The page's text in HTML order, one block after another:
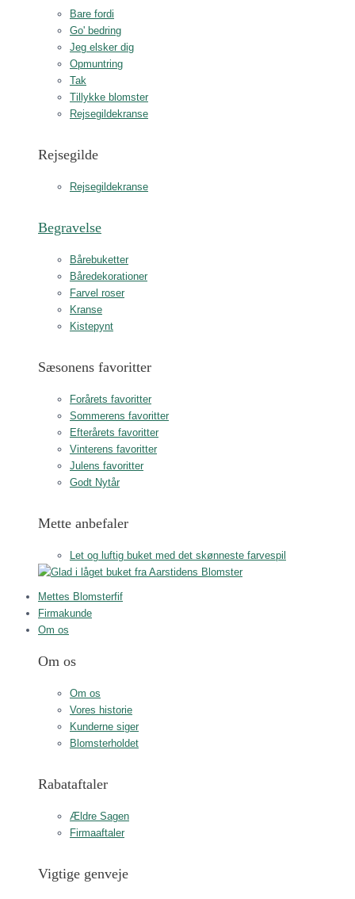
Bare fordi
Go' bedring
Jeg elsker dig
Opmuntring
Tak
Tillykke blomster
Rejsegildekranse
Rejsegilde
Rejsegildekranse
Begravelse
Bårebuketter
Båredekorationer
Farvel roser
Kranse
Kistepynt
Sæsonens favoritter
Forårets favoritter
Sommerens favoritter
Efterårets favoritter
Vinterens favoritter
Julens favoritter
Godt Nytår
Mette anbefaler
Let og luftig buket med det skønneste farvespil
Mettes Blomsterfif
Firmakunde
Om os
Om os
Om os
Vores historie
Kunderne siger
Blomsterholdet
Rabataftaler
Ældre Sagen
Firmaaftaler
Vigtige genveje